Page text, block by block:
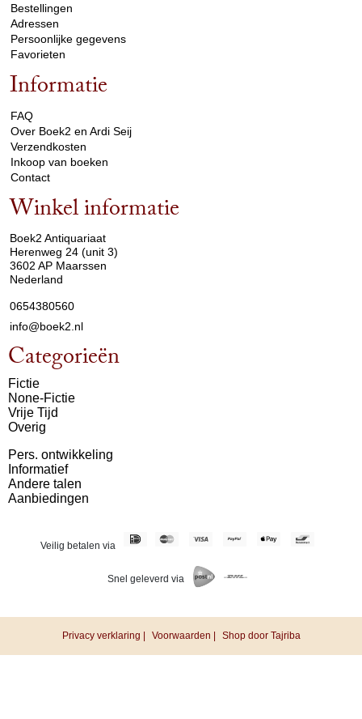
Bestellingen
Adressen
Persoonlijke gegevens
Favorieten
Informatie
FAQ
Over Boek2 en Ardi Seij
Verzendkosten
Inkoop van boeken
Contact
Winkel informatie
Boek2 Antiquariaat
Herenweg 24 (unit 3)
3602 AP Maarssen
Nederland
0654380560
info@boek2.nl
Categorieën
Fictie
None-Fictie
Vrije Tijd
Overig
Pers. ontwikkeling
Informatief
Andere talen
Aanbiedingen
Veilig betalen via
Snel geleverd via
Privacy verklaring | Voorwaarden | Shop door Tajriba